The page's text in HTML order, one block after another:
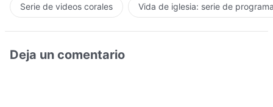
Serie de videos corales Vida de iglesia: serie de
Deja un comentario